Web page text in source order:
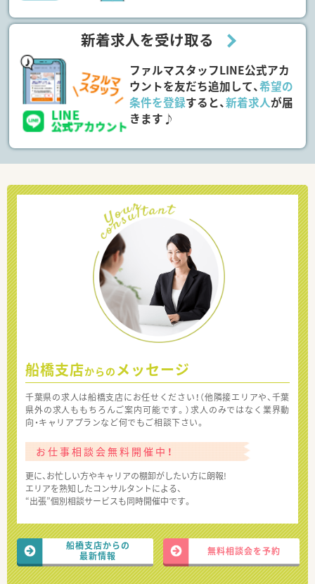
新着求人を受け取る
ファルマスタッフLINE公式アカ
ウントを友だち追加して、希望の
条件を登録すると、新着求人が届
きます♪
船橋支店からの メッセージ
千葉県の求人は船橋支店にお任せください！（他隣接エリアや、千葉
県外の求人ももちろんご案内可能です。）求人のみではなく業界動
向・キャリアプランなど何でもご相談下さい。
お仕事相談会無料開催中！
更に、お忙しい方やキャリアの棚卸がしたい方に朗報!
エリアを熟知したコンサルタントによる、
“出張”個別相談サービスも同時開催中です。
船橋支店からの
最新情報
無料相談会を予約